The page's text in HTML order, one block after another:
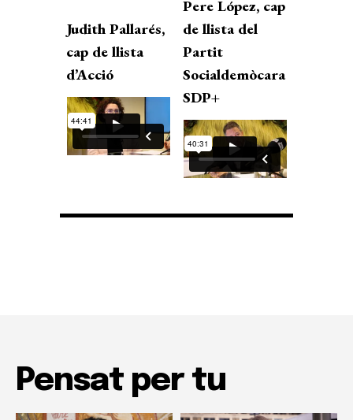
Judith Pallarés,
cap de llista
d’Acció
Pere López, cap
de llista del
Partit
Socialdemòcara
SDP+
Pensat per tu